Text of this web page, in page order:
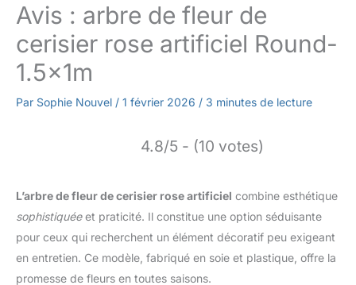
Avis : arbre de fleur de
cerisier rose artificiel Round-
1.5x1m
Par Sophie Nouvel / 1 février 2026 / 3 minutes de lecture
4.8/5 - (10 votes)
L’arbre de fleur de cerisier rose artificiel combine esthétique
sophistiquéeet praticité. Il constitue une option séduisante
pour ceux qui recherchent un élément décoratif peu exigeant
en entretien. Ce modèle, fabriqué en soie et plastique, offre la
promesse de fleurs en toutes saisons.